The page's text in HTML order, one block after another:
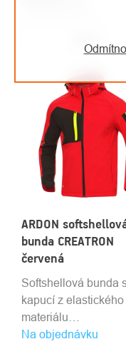
ARDON
bunda CREATRON
červená
Na objednávku
Softshellová bunda
kapucí z elastického
materiálu
ElasticTech®Flexi.